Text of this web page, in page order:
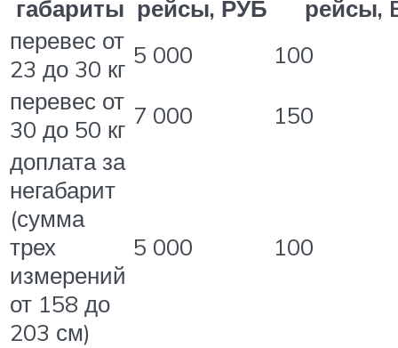
габариты рейсы, РУБ
рейсы,
перевес от
23 до 30 кг 5 000
100
перевес от
30 до 50 кг 7 000
150
доплата за
негабарит
(сумма
трех
измерений
от 158 до
203 см)
5 000 100